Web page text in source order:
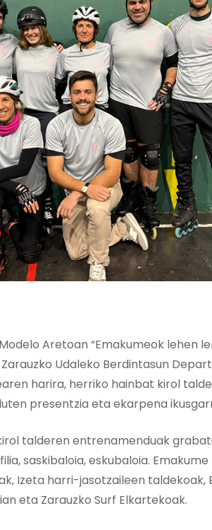
Modelo Aretoan “Emakumeok lehen
Udaleko Berdintasun
harira, herriko hainbat kirol
presentzia eta ekarpena
talderen entrenamenduak
saskibaloia, eskubaloia.
Izeta harri-jasotzaileen taldekoak,
eta Zarauzko Surf Elkartekoak.